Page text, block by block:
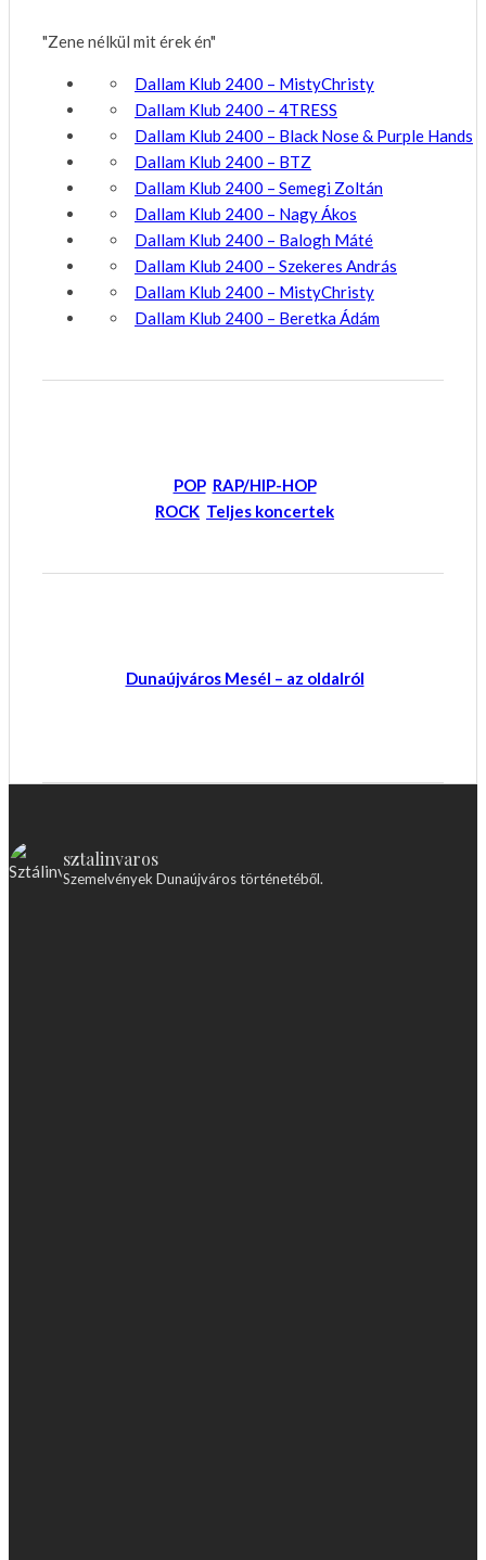
"Zene nélkül mit érek én"
Dallam Klub 2400 – MistyChristy
Dallam Klub 2400 – 4TRESS
Dallam Klub 2400 – Black Nose & Purple Hands
Dallam Klub 2400 – BTZ
Dallam Klub 2400 – Semegi Zoltán
Dallam Klub 2400 – Nagy Ákos
Dallam Klub 2400 – Balogh Máté
Dallam Klub 2400 – Szekeres András
Dallam Klub 2400 – MistyChristy
Dallam Klub 2400 – Beretka Ádám
POP RAP/HIP-HOP
ROCK Teljes koncertek
Dunaújváros Mesél – az oldalról
sztalinvaros
Szemelvények Dunaújváros történetéből.